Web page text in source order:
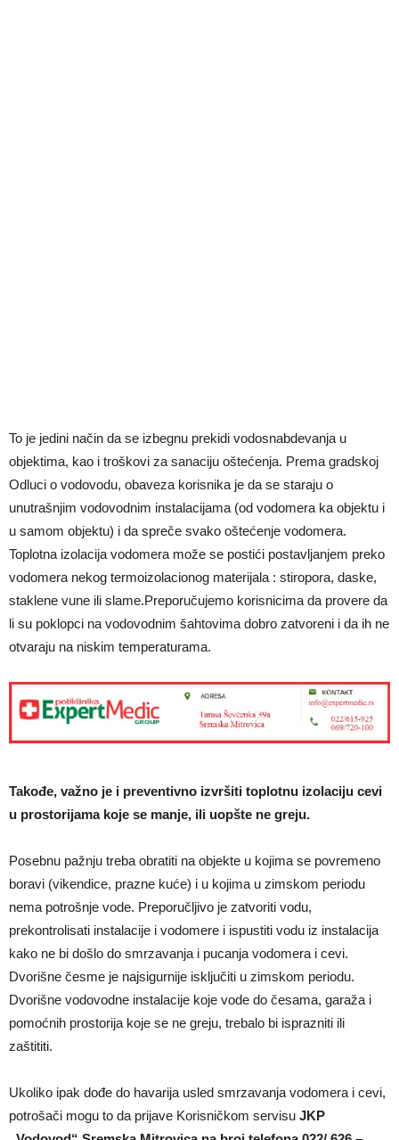
To je jedini način da se izbegnu prekidi vodosnabdevanja u
objektima, kao i troškovi za sanaciju oštećenja. Prema gradskoj
Odluci o vodovodu, obaveza korisnika je da se staraju o
unutrašnjim vodovodnim instalacijama (od vodomera ka objektu i
u samom objektu) i da spreče svako oštećenje vodomera.
Toplotna izolacija vodomera može se postići postavljanjem preko
vodomera nekog termoizolacionog materijala : stiropora, daske,
staklene vune ili slame.Preporučujemo korisnicima da provere da
li su poklopci na vodovodnim šahtovima dobro zatvoreni i da ih ne
otvaraju na niskim temperaturama.
Takođe, važno je i preventivno izvršiti toplotnu izolaciju cevi
u prostorijama koje se manje, ili uopšte ne greju.
Posebnu pažnju treba obratiti na objekte u kojima se povremeno
boravi (vikendice, prazne kuće) i u kojima u zimskom periodu
nema potrošnje vode. Preporučljivo je zatvoriti vodu,
prekontrolisati instalacije i vodomere i ispustiti vodu iz instalacija
kako ne bi došlo do smrzavanja i pucanja vodomera i cevi.
Dvorišne česme je najsigurnije isključiti u zimskom periodu.
Dvorišne vodovodne instalacije koje vode do česama, garaža i
pomoćnih prostorija koje se ne greju, trebalo bi isprazniti ili
zaštititi.
Ukoliko ipak dođe do havarija usled smrzavanja vodomera i cevi,
potrošači mogu to da prijave Korisničkom servisu JKP